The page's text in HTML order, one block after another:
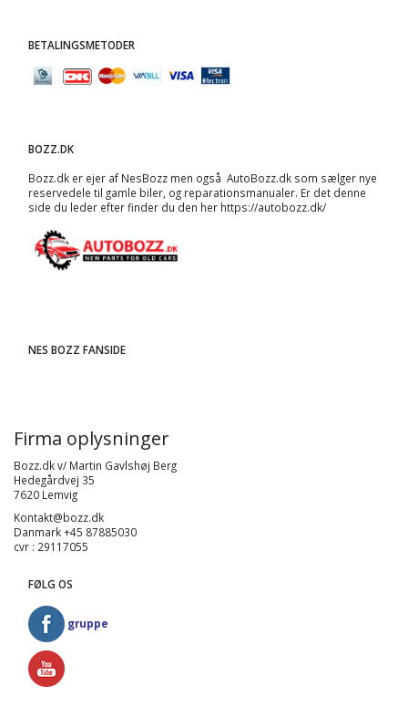
BETALINGSMETODER
BOZZ.DK
Bozz.dk er ejer af NesBozz men også AutoBozz.dk som sælger nye
reservedele til gamle biler, og reparationsmanualer. Er det denne
side du leder efter finder du den her https://autobozz.dk/
NES BOZZ FANSIDE
Firma oplysninger
Bozz.dk v/ Martin Gavlshøj Berg
Hedegårdvej 35
7620 Lemvig
Kontakt@bozz.dk
Danmark +45 87885030
cvr : 29117055
FØLG OS
gruppe